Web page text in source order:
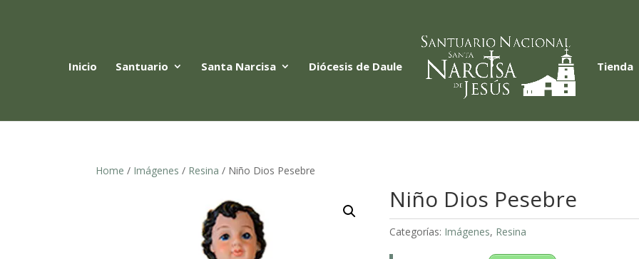
Inicio Santuario Santa Narcisa Diócesis de Daule Tienda
Home / Imágenes / Resina / Niño Dios Pesebre
Niño Dios Pesebre
Categorías: Imágenes, Resina